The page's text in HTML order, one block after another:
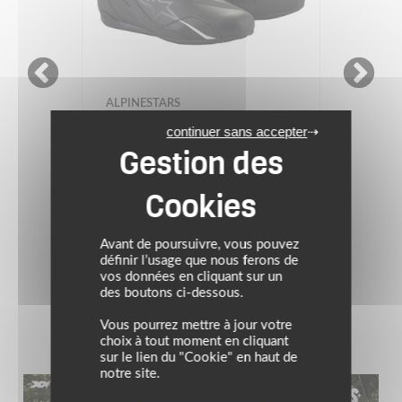
ALPINESTARS
Baskets FASTER-4
Avant de poursuivre, vous pouvez
définir l’usage que nous ferons de
vos données en cliquant sur un
des boutons ci-dessous.
Vous pourrez mettre à jour votre
choix à tout moment en cliquant
sur le lien du "Cookie" en haut de
notre site.
continuer sans accepter